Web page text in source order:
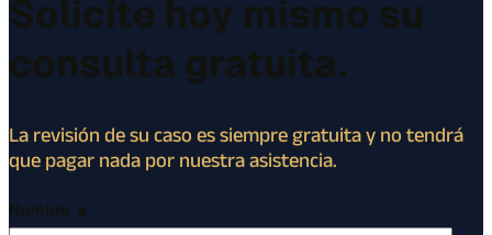
Solicite hoy mismo su
consulta gratuita.
La revisión de su caso es siempre gratuita y no tendrá
que pagar nada por nuestra asistencia.
Nombre *